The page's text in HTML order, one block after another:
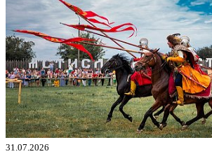
31.07.2026